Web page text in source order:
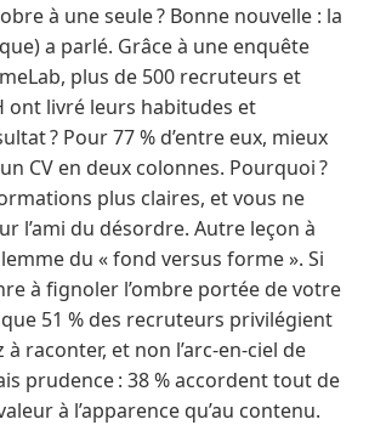
à une seule ? Bonne nouvelle : la
a parlé. Grâce à une enquête
plus de 500 recruteurs et
ont livré leurs habitudes et
? Pour 77 % d’entre eux, mieux
CV en deux colonnes. Pourquoi ?
plus claires, et vous ne
l’ami du désordre. Autre leçon à
du « fond versus forme ». Si
à fignoler l’ombre portée de votre
51 % des recruteurs privilégient
à raconter, et non l’arc-en-ciel de
prudence : 38 % accordent tout de
à l’apparence qu’au contenu.